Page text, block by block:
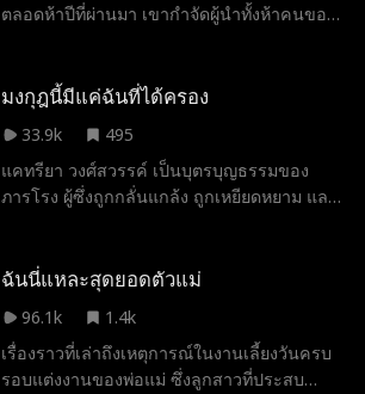
ตลอดห้าปีที่ผ่านมา เขากําจัดผู้นําทั้งห้าคนของ
เป็นสัญลักษณ์แห่งอํานาจของผู้นําแต่ละคน แต่
รวบรวมทรัพย์สินมหาศาลทั้งหมดขององค์กรไว้
ตอนนี้กรวิชญ์พร้อมจะวางมือจากภารกิจลับนี้
ตั้งใจใช้ทรัพย์สมบัติที่ได้มา มอบชีวิตที่หรูหรา
ความจริงอันน่าตกใจว่า ภรรยาของเขากําลังมี
ขององค์กร ยิ่งไปกว่านั้น อินทัชยังต้องการให้
กรวิชญ์ใช้ฐานะคนสวน ช่วยเขาในการบุก
เข้าไปในห้องนิรภัยกุญแจทองคํา ตอนนั้น กร
มงกุฎนี้มีแค่ฉันที่ได้ครอง
33.9k
495
แคทรียา วงศ์สวรรค์ เป็นบุตรบุญธรรมของ
ภารโรง ผู้ซึ่งถูกกลั่นแกล้ง ถูกเหยียดหยาม และ
หาน้องสาวทายาทที่พลัดพรากไปนาน และคน
โรงเรียนกลับชิงสวมรอยตำแหน่งแทนเธอ
คราวนี้ถึงเวลาที่แคทจะต้องลุกขึ้นยืน ทวงคืน
บัลลังก์ และทำให้ทุกคนสำนึกถึงความผิดพลาด
ฉันนี่แหละสุดยอดตัวแม่
96.1k
1.4k
เรื่องราวที่เล่าถึงเหตุการณ์ในงานเลี้ยงวันครบ
รอบแต่งงานของพ่อแม่ ซึ่งลูกสาวที่ประสบ